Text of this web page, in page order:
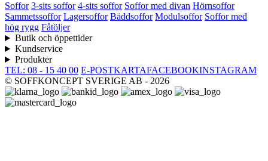
Soffor 3-sits soffor 4-sits soffor Soffor med divan Hörnsoffor
Sammetssoffor Lagersoffor Bäddsoffor Modulsoffor Soffor med
hög rygg Fåtöljer
Butik och öppettider
Kundservice
Produkter
TEL: 08 - 15 40 00 E-POSTKARTAFACEBOOKINSTAGRAM
© SOFFKONCEPT SVERIGE AB - 2026